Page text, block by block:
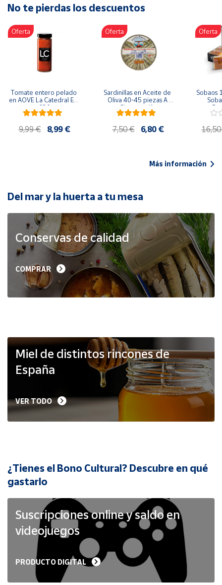
Artesanía
Oficina y
Papelería
Para Canarias,
Ceuta y Melilla
populares
Bono
Cultural
de Correos
Market
Productos
Solidarios
Ayuda
Vendedores
Mapa de
Hazte
vendedor
Cuenta
Ubicación
Península
Baleares
No te pierdas los descuentos
Oferta
Tomate entero pelado
en AOVE La Catedral ER-
630
9,99 € 8,99 €
Oferta
Sardinillas en Aceite de
Oliva 40-45 piezas A
Churrusquiña
7,50 € 6,80 €
Oferta
Sobaos
Más información
Del mar y la huerta a tu mesa
Conservas de calidad
COMPRAR
Miel de distintos rincones de
España
VER TODO
¿Tienes el Bono Cultural? Descubre en qué
gastarlo
Suscripciones online y saldo en
videojuegos
PRODUCTO DIGITAL